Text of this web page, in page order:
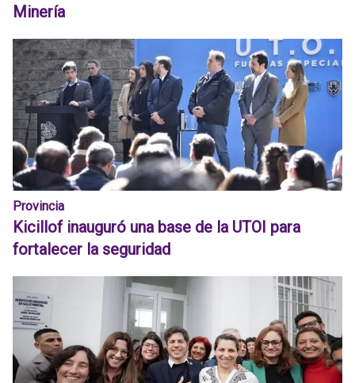
Minería
Provincia
Kicillof inauguró una base de la UTOI para
fortalecer la seguridad